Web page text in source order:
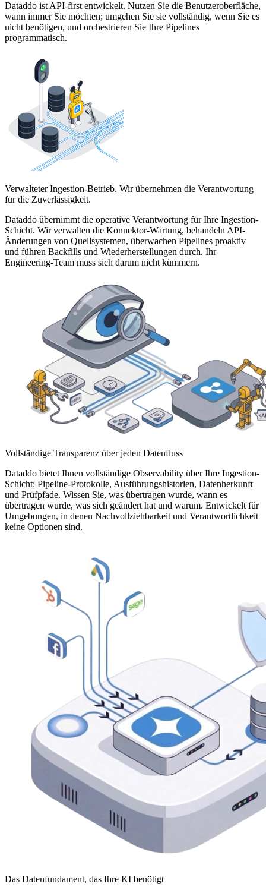
Dataddo ist API-first entwickelt. Nutzen Sie die Benutzeroberfläche,
wann immer Sie möchten; umgehen Sie sie vollständig, wenn Sie es
nicht benötigen, und orchestrieren Sie Ihre Pipelines
programmatisch.
Verwalteter Ingestion-Betrieb. Wir übernehmen die Verantwortung
für die Zuverlässigkeit.
Dataddo übernimmt die operative Verantwortung für Ihre Ingestion-
Schicht. Wir verwalten die Konnektor-Wartung, behandeln API-
Änderungen von Quellsystemen, überwachen Pipelines proaktiv
und führen Backfills und Wiederherstellungen durch. Ihr
Engineering-Team muss sich darum nicht kümmern.
Vollständige Transparenz über jeden Datenfluss
Dataddo bietet Ihnen vollständige Observability über Ihre Ingestion-
Schicht: Pipeline-Protokolle, Ausführungshistorien, Datenherkunft
und Prüfpfade. Wissen Sie, was übertragen wurde, wann es
übertragen wurde, was sich geändert hat und warum. Entwickelt für
Umgebungen, in denen Nachvollziehbarkeit und Verantwortlichkeit
keine Optionen sind.
Das Datenfundament, das Ihre KI benötigt